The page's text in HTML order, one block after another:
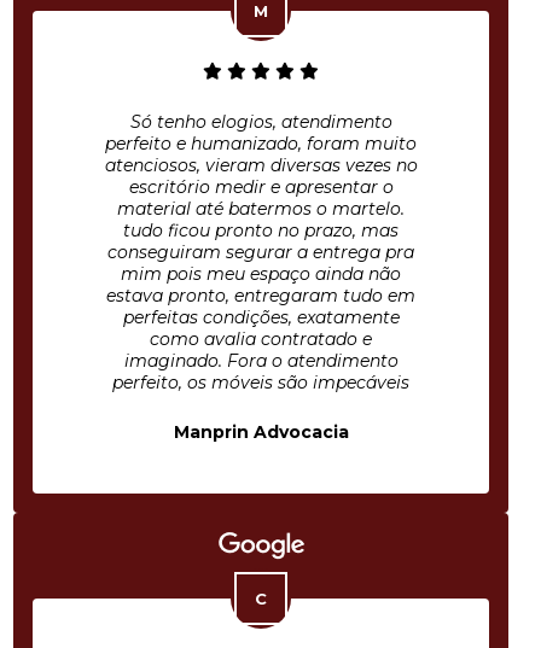
Só tenho elogios, atendimento
perfeito e humanizado, foram muito
atenciosos, vieram diversas vezes no
escritório medir e apresentar o
material até batermos o martelo.
tudo ficou pronto no prazo, mas
conseguiram segurar a entrega pra
mim pois meu espaço ainda não
estava pronto, entregaram tudo em
perfeitas condições, exatamente
como avalia contratado e
imaginado. Fora o atendimento
perfeito, os móveis são impecáveis
Manprin Advocacia